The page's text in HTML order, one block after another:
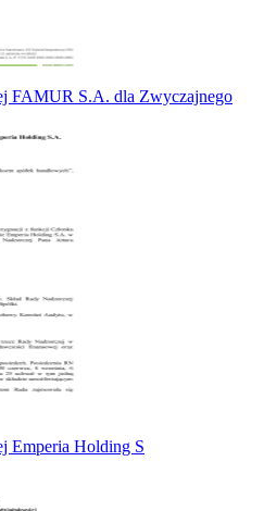
FAMUR S.A. dla Zwyczajnego
Emperia Holding S